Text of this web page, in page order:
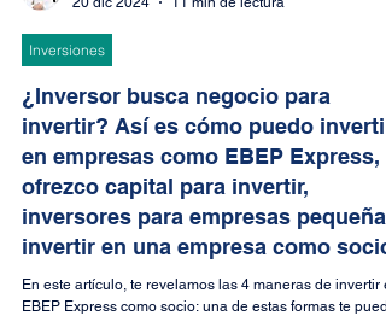
Boseman Bass
20 dic 2024
Inversiones
¿Inversor busca negocio para
invertir? Así es cómo puedo invertir
en empresas como EBEP Express,
ofrezco capital para invertir,
invertir en una empresa como socio